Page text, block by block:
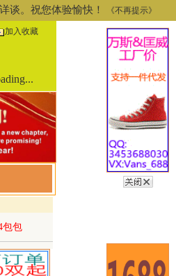
谈。祝您体验愉快！ 《不再提示》
加入收藏
包包